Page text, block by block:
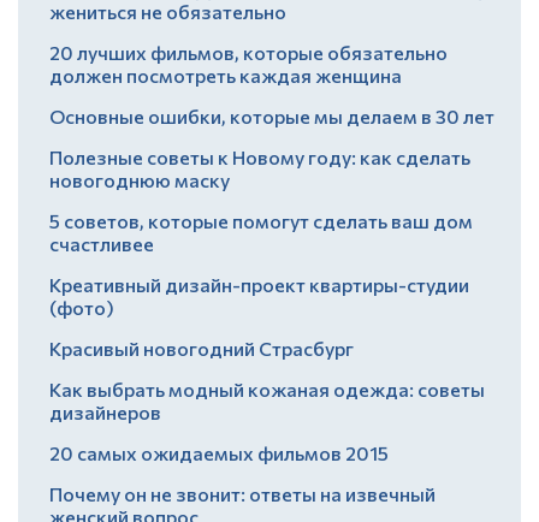
жениться не обязательно
20 лучших фильмов, которые обязательно
должен посмотреть каждая женщина
Основные ошибки, которые мы делаем в 30 лет
Полезные советы к Новому году: как сделать
новогоднюю маску
5 советов, которые помогут сделать ваш дом
счастливее
Креативный дизайн-проект квартиры-студии
(фото)
Красивый новогодний Страсбург
Как выбрать модный кожаная одежда: советы
дизайнеров
20 самых ожидаемых фильмов 2015
Почему он не звонит: ответы на извечный
женский вопрос